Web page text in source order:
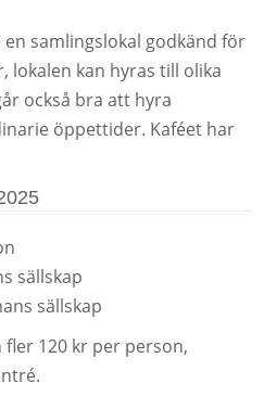
samlingslokal godkänd för
lokalen kan hyras till olika
också bra att hyra
öppettider. Kaféet har
sällskap
sällskap
120 kr per person,